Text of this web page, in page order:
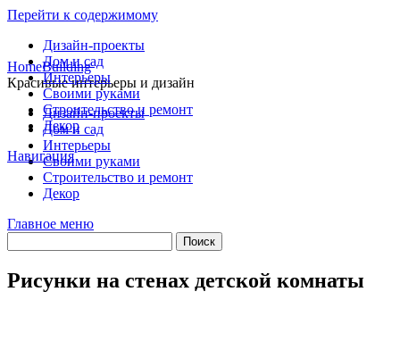
Перейти к содержимому
Дизайн-проекты
Дом и сад
Интерьеры
Своими руками
Строительство и ремонт
Декор
Навигация
HomeBuilding
Красивые интерьеры и дизайн
Дизайн-проекты
Дом и сад
Интерьеры
Своими руками
Строительство и ремонт
Декор
Главное меню
Рисунки на стенах детской комнаты